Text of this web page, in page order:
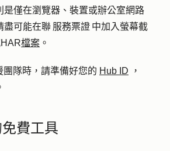
是僅在瀏覽器、裝置或辦公室網路
盡可能在聯 服務票證 中加入螢幕截
檔案 。
隊時，請準備好您的 Hub ID ，
費工具